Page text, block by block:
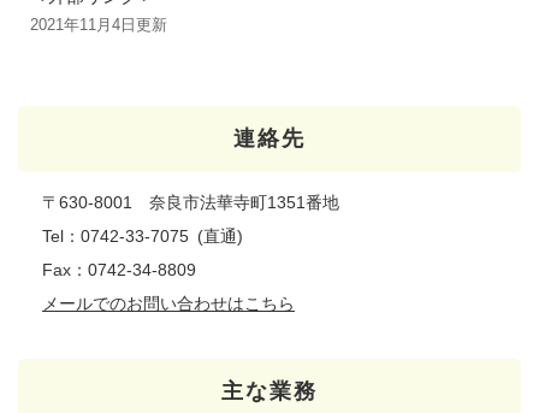
2021年11月4日更新
連絡先
〒630-8001 奈良市法華寺町1351番地
Tel：0742-33-7075
直通
Fax：0742-34-8809
メールでのお問い合わせはこちら
主な業務